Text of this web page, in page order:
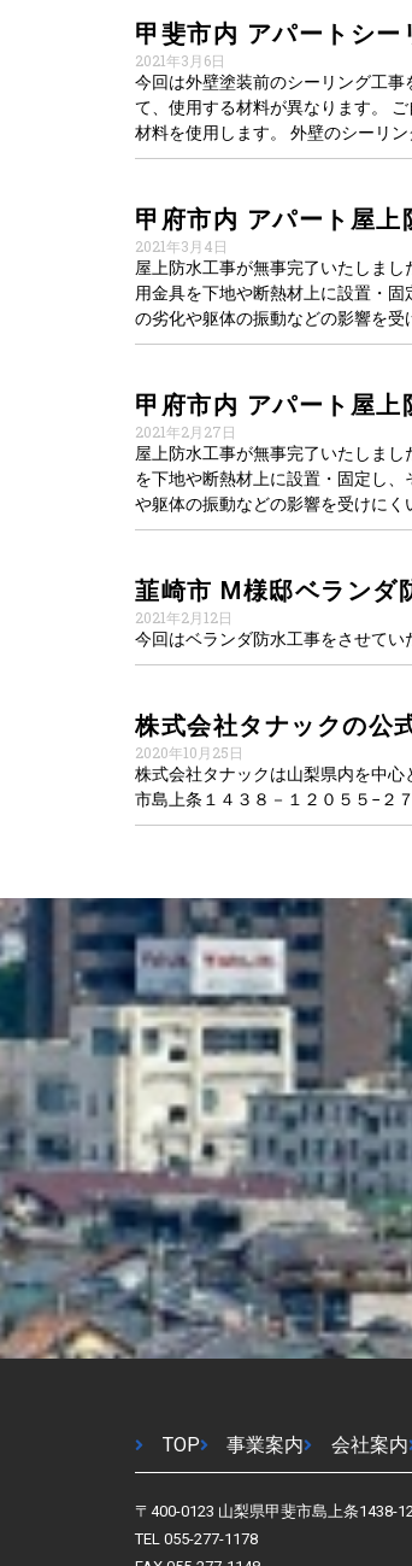
甲斐市内 アパートシー
2021年3月6日
今回は外壁塗装前のシーリング工
て、使用する材料が異なります。
材料を使用します。 外壁のシーリ
甲府市内 アパート屋上
2021年3月4日
屋上防水工事が無事完了いたしま
用金具を下地や断熱材上に設置・
の劣化や躯体の振動などの影響を受
甲府市内 アパート屋上
2021年2月27日
屋上防水工事が無事完了いたしま
を下地や断熱材上に設置・固定し
や躯体の振動などの影響を受けにく
韮崎市 M様邸ベランダ
2021年2月12日
今回はベランダ防水工事をさせてい
株式会社タナックの公
2020年10月25日
株式会社タナックは山梨県内を中
市島上条１４３８－１２０５５−２
TOP 事業案内 会社案内
〒400-0123 山梨県甲斐市島上条1438-
TEL 055-277-1178